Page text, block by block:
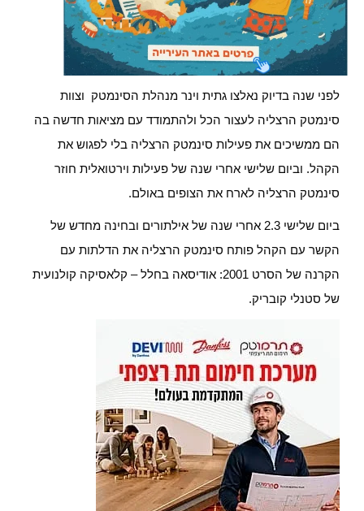
לפני שנה בדיוק נאלצו גתית וינר מנהלת הסינמטק וצוות
סינמטק הרצליה לעצור הכל ולהתמודד עם מציאות חדשה בה
הם ממשיכים את פעילות סינמטק הרצליה בלי לפגוש את
הקהל. וביום שלישי אחרי שנה של פעילות וירטואלית חוזר
סינמטק הרצליה לארח את הצופים באולם.
ביום שלישי 2.3 אחרי שנה של אילתורים ובחינה מחדש של
הקשר עם הקהל פותח סינמטק הרצליה את הדלתות עם
הקרנה של הסרט 2001: אודיסאה בחלל
– קלאסיקה קולנועית
של סטנלי קובריק.